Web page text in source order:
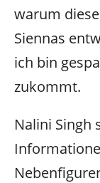
warum
Siennas
ich bin
zukommt.
Nalini